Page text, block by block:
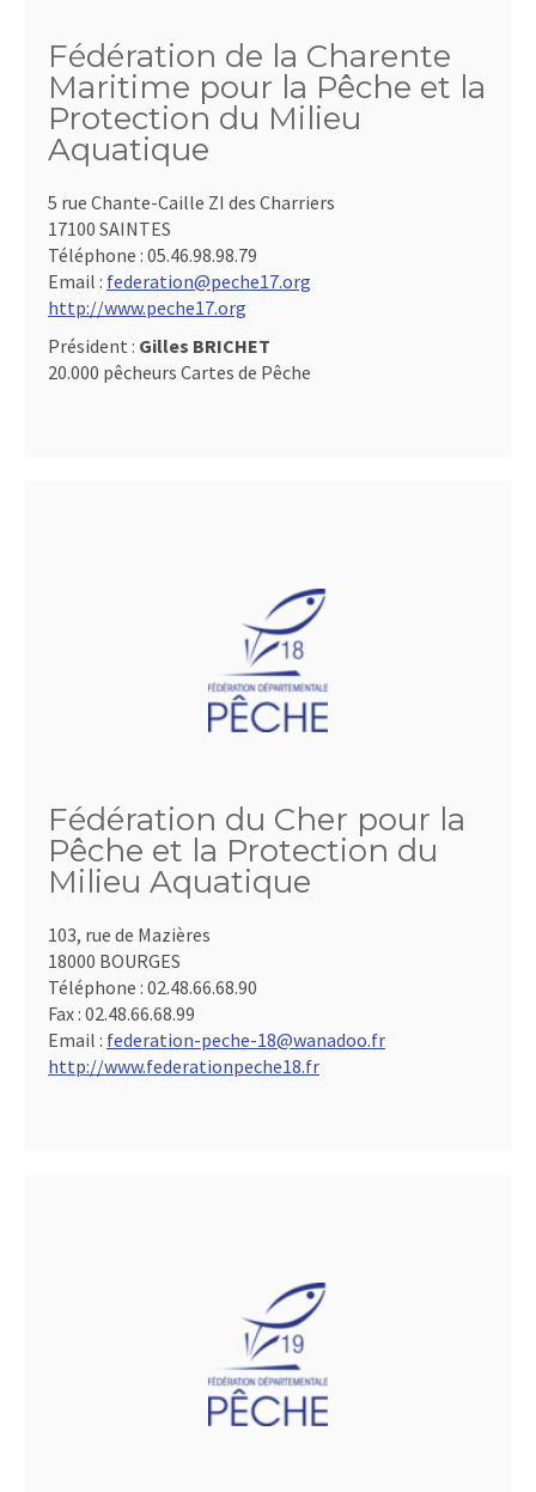
Fédération de la Charente
Maritime pour la Pêche et la
Protection du Milieu
Aquatique
5 rue Chante-Caille ZI des Charriers
17100 SAINTES
Téléphone : 05.46.98.98.79
Email : federation@peche17.org
http://www.peche17.org
Président : Gilles BRICHET
20.000 pêcheurs Cartes de Pêche
Fédération du Cher pour la
Pêche et la Protection du
Milieu Aquatique
103, rue de Mazières
18000 BOURGES
Téléphone : 02.48.66.68.90
Fax : 02.48.66.68.99
Email : federation-peche-18@wanadoo.fr
http://www.federationpeche18.fr